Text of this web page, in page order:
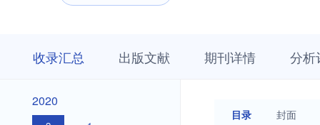
收录汇总 出版文献 期刊详情 分析
2020
2020
目录 封面